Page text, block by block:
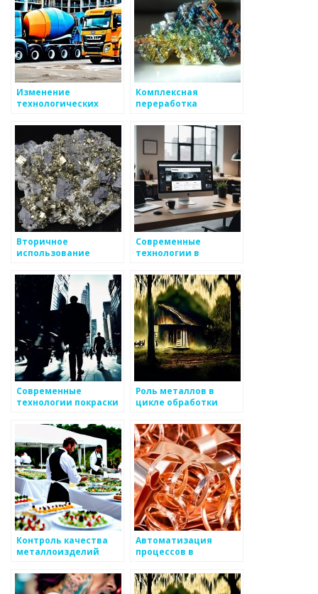
Изменение
технологических
производстве
металлоизделий
Комплексная
переработка
отходов
Вторичное
использование
отходов в
производстве
Современные
технологии в
металлоизделий
Современные
технологии покраски
Роль металлов в
цикле обработки
Контроль качества
металлоизделий
Автоматизация
процессов в